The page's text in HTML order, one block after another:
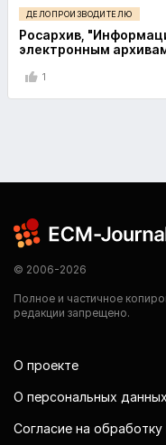
ДЕЛОПРОИЗВОДИТЕЛЮ
Росархив,
электронным
1
© 2006-2026
Полное и частичное
редакции запрещено.
О проекте
О персональных данных
Согласие на